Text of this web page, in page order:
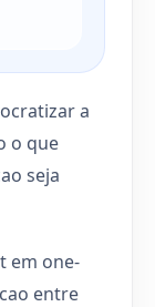
a
o que
seja
em one-
entre